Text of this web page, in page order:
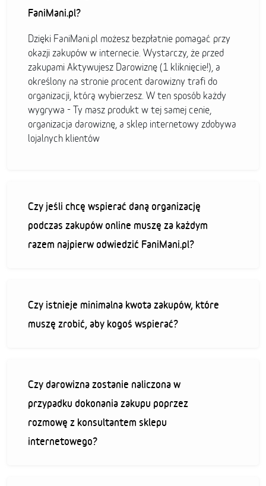
FaniMani.pl?
Dzięki FaniMani.pl możesz bezpłatnie pomagać przy
okazji zakupów w internecie. Wystarczy, że przed
zakupami Aktywujesz Darowiznę (1 kliknięcie!), a
określony na stronie procent darowizny trafi do
organizacji, którą wybierzesz. W ten sposób każdy
wygrywa - Ty masz produkt w tej samej cenie,
organizacja darowiznę, a sklep internetowy zdobywa
lojalnych klientów
Czy jeśli chcę wspierać daną organizację
podczas zakupów online muszę za każdym
razem najpierw odwiedzić FaniMani.pl?
Czy istnieje minimalna kwota zakupów, które
muszę zrobić, aby kogoś wspierać?
Czy darowizna zostanie naliczona w
przypadku dokonania zakupu poprzez
rozmowę z konsultantem sklepu
internetowego?